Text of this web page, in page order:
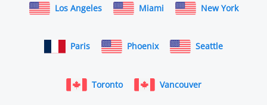
Los Angeles Miami New York
Paris Phoenix Seattle
Toronto Vancouver